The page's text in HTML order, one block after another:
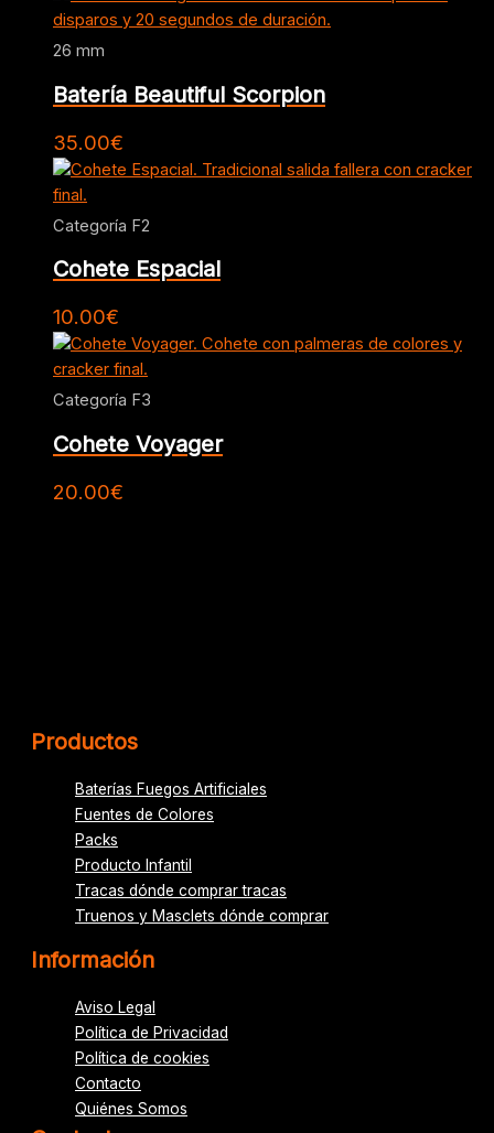
26 mm
Batería Beautiful Scorpion
35.00€
Categoría F2
Cohete Espacial
10.00€
Categoría F3
Cohete Voyager
20.00€
Productos
Baterías Fuegos Artificiales
Fuentes de Colores
Packs
Producto Infantil
Tracas dónde comprar tracas
Truenos y Masclets dónde comprar
Información
Aviso Legal
Política de Privacidad
Política de cookies
Contacto
Quiénes Somos